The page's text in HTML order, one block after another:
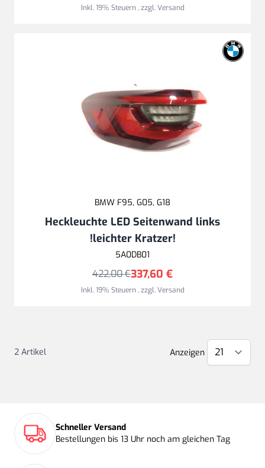
Inkl. 19% Steuern,zzgl.Versand
BMW F95, G05, G18
Heckleuchte LED Seitenwand links
!leichter Kratzer!
5A0DB01
337,60 €
422,00 €
Inkl. 19% Steuern,zzgl.Versand
2 Artikel Anzeigen
Schneller Versand
Bestellungen bis 13 Uhr noch am gleichen Tag